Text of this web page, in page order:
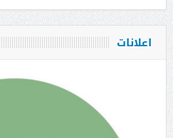
اعلانات